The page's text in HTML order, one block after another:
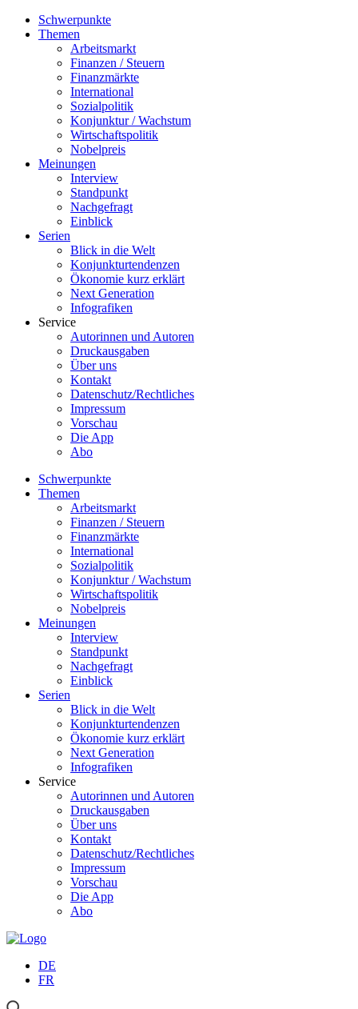
Schwerpunkte
Themen
Arbeitsmarkt
Finanzen / Steuern
Finanzmärkte
International
Sozialpolitik
Konjunktur / Wachstum
Wirtschaftspolitik
Nobelpreis
Meinungen
Interview
Standpunkt
Nachgefragt
Einblick
Serien
Blick in die Welt
Konjunkturtendenzen
Ökonomie kurz erklärt
Next Generation
Infografiken
Service
Autorinnen und Autoren
Druckausgaben
Über uns
Kontakt
Datenschutz/Rechtliches
Impressum
Vorschau
Die App
Abo
Schwerpunkte
Themen
Arbeitsmarkt
Finanzen / Steuern
Finanzmärkte
International
Sozialpolitik
Konjunktur / Wachstum
Wirtschaftspolitik
Nobelpreis
Meinungen
Interview
Standpunkt
Nachgefragt
Einblick
Serien
Blick in die Welt
Konjunkturtendenzen
Ökonomie kurz erklärt
Next Generation
Infografiken
Service
Autorinnen und Autoren
Druckausgaben
Über uns
Kontakt
Datenschutz/Rechtliches
Impressum
Vorschau
Die App
Abo
DE
FR